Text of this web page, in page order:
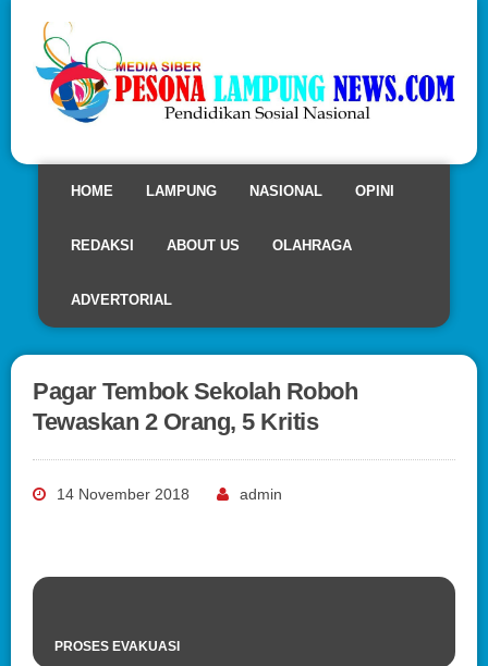
HOME LAMPUNG NASIONAL OPINI
REDAKSI ABOUT US OLAHRAGA
ADVERTORIAL
Pagar Tembok Sekolah Roboh
Tewaskan 2 Orang, 5 Kritis
14 November 2018 admin
PROSES EVAKUASI